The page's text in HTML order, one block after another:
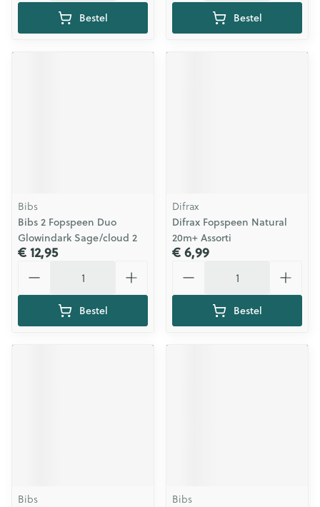
Bestel Bestel
Bibs
Bibs 2 Fopspeen Duo
Glowindark Sage/cloud 2
€ 12,95
Bestel
Difrax
Difrax Fopspeen Natural
20m+ Assorti
€ 6,99
Bestel
Bibs
Bibs